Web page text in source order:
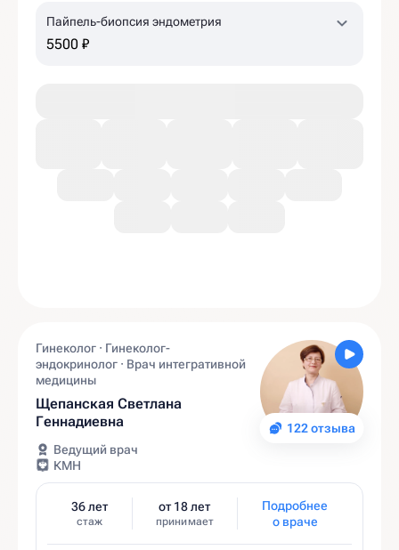
Пайпель-биопсия эндометрия
5500 ₽
122 отзыва
Гинеколог · Гинеколог-
эндокринолог · Врач интегративной
медицины
Щепанская Светлана
Геннадиевна
Ведущий врач
КМН
36 лет
стаж
от 18 лет
принимает
Подробнее
о враче